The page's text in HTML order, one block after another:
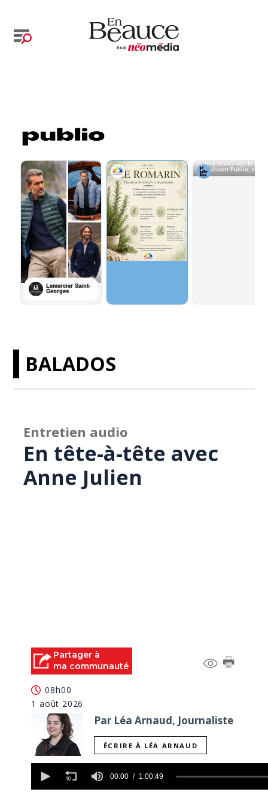
BALADOS
Entretien audio
En tête-à-tête avec
Anne Julien
Partager à
ma communauté
08h00
1 août 2026
Par Léa Arnaud, Journaliste
ÉCRIRE À LÉA ARNAUD
seconds
00:00 1:00:49